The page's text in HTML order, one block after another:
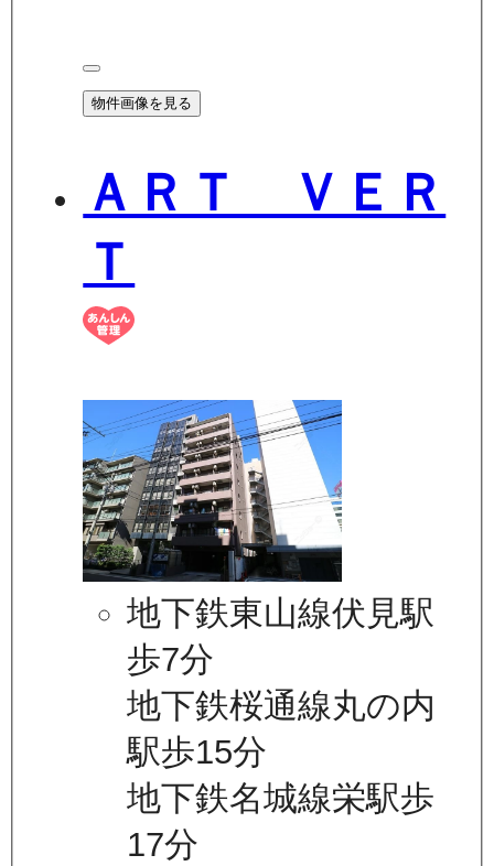
物件画像を見る
ＡＲＴ ＶＥＲ
Ｔ
地下鉄東山線伏見駅
歩7分
地下鉄桜通線丸の内
駅歩15分
地下鉄名城線栄駅歩
17分